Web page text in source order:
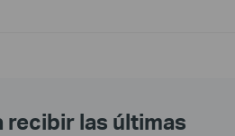
recibir las últimas